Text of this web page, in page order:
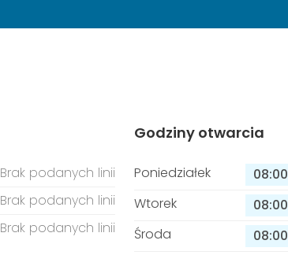
Brak podanych linii
Brak podanych linii
Brak podanych linii
Godziny otwarcia
Poniedziałek 08:00
Wtorek
08:00
Środa
08:00